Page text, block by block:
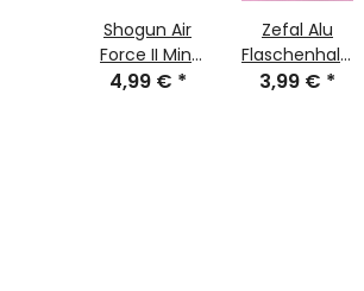
Shogun Air
Force II Mini
Pumpe, inkl.
4,99 € *
Zefal Alu
Flaschenhalter,
orange, nur
3,99 € *